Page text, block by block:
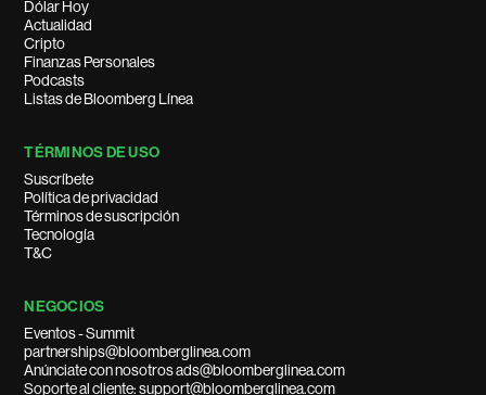
Dólar Hoy
Actualidad
Cripto
Finanzas Personales
Podcasts
Listas de Bloomberg Línea
TÉRMINOS DE USO
Suscríbete
Política de privacidad
Términos de suscripción
Tecnología
T&C
NEGOCIOS
Eventos - Summit
partnerships@bloomberglinea.com
Anúnciate con nosotros ads@bloomberglinea.com
Soporte al cliente: support@bloomberglinea.com